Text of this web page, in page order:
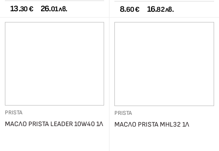
13.30 € 26.01 лв. 8.60 € 16.82 лв.
PRISTA
МАСЛО PRISTA LEADER 10W40 1Л
PRISTA
МАСЛО PRISTA MHL32 1Л